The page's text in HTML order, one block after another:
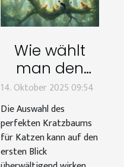
Wie wählt
man den
perfekten
Kratzbaum
für
verschiedene
Katzentypen?
14. Oktober 2025 09:54
Die Auswahl des
perfekten Kratzbaums
für Katzen kann auf den
ersten Blick